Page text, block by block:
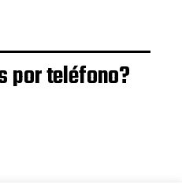
por teléfono?